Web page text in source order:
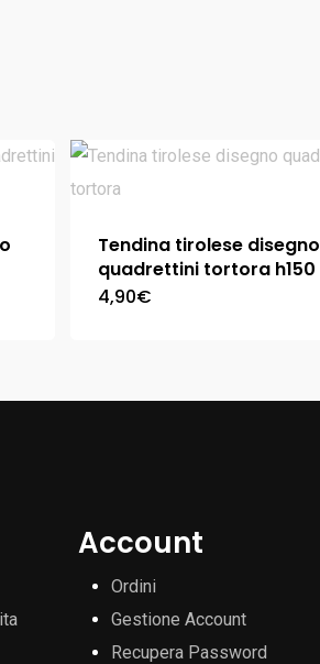
Tendina tirolese disegno
quadrettini tortora h150
4,90€
Account
Ordini
Gestione Account
Recupera Password